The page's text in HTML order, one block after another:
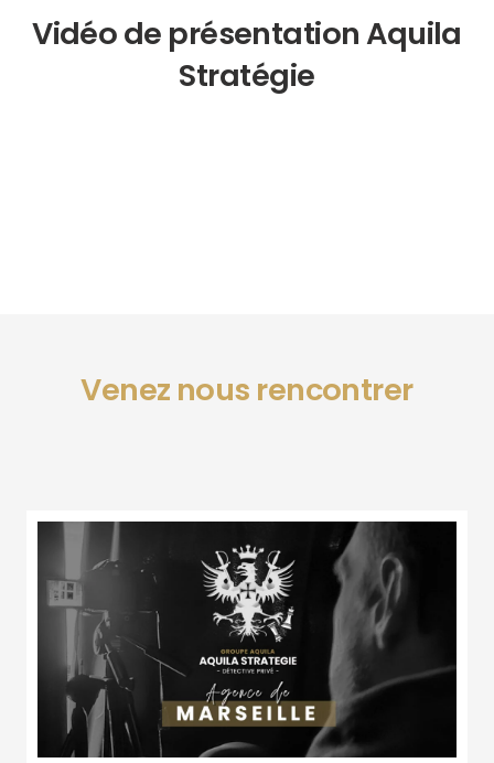
Vidéo de présentation Aquila
Stratégie
Venez nous rencontrer